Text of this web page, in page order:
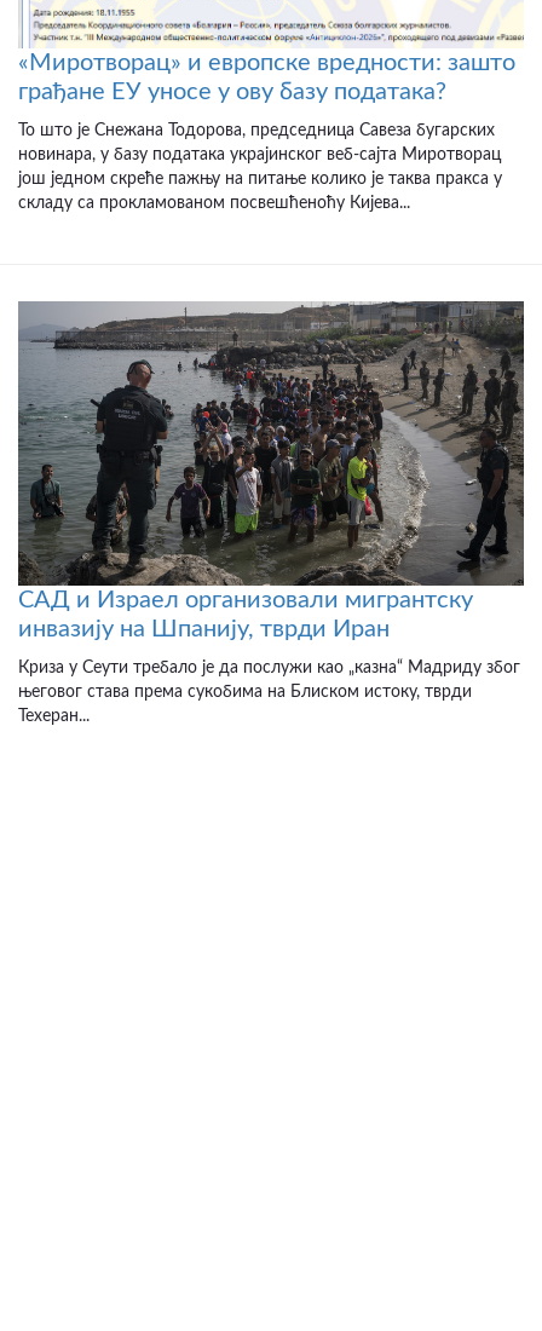
«Миротворац» и европске вредности: зашто
грађане ЕУ уносе у ову базу података?
То што је Снежана Тодорова, председница Савеза бугарских
новинара, у базу података украјинског веб-сајта Миротворац
још једном скреће пажњу на питање колико је таква пракса у
складу са прокламованом посвешћеноћу Кијева...
САД и Израел организовали мигрантску
инвазију на Шпанију, тврди Иран
Криза у Сеути требало је да послужи као „казна“ Мадриду због
његовог става према сукобима на Блиском истоку, тврди
Техеран...